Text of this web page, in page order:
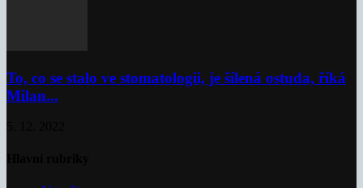
To, co se stalo ve stomatologii, je šílená ostuda, říká
Milan...